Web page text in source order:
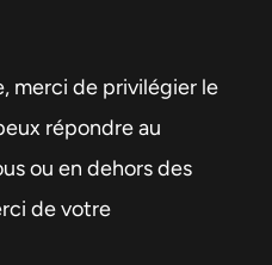
merci de privilégier le
répondre au
ou en dehors des
de votre